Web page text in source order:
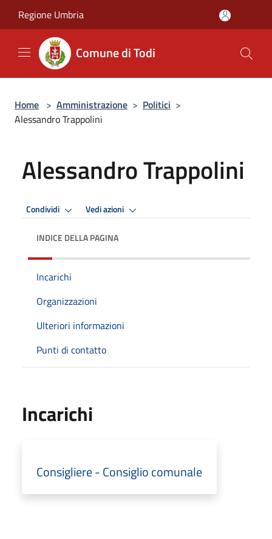
Regione Umbria
Comune di Todi
Home > Amministrazione > Politici >
Alessandro Trappolini
Alessandro Trappolini
Condividi Vedi azioni
INDICE DELLA PAGINA
Incarichi
Organizzazioni
Ulteriori informazioni
Punti di contatto
Incarichi
Consigliere - Consiglio comunale